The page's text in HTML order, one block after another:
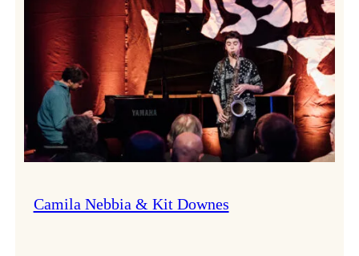
Badnajazz!
Camila Nebbia & Kit Downes